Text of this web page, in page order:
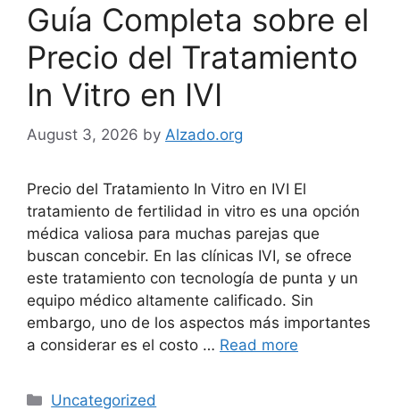
Guía Completa sobre el
Precio del Tratamiento
In Vitro en IVI
August 3, 2026 by Alzado.org
Precio del Tratamiento In Vitro en IVI El
tratamiento de fertilidad in vitro es una opción
médica valiosa para muchas parejas que
buscan concebir. En las clínicas IVI, se ofrece
este tratamiento con tecnología de punta y un
equipo médico altamente calificado. Sin
embargo, uno de los aspectos más importantes
a considerar es el costo … Read more
Categories
Uncategorized